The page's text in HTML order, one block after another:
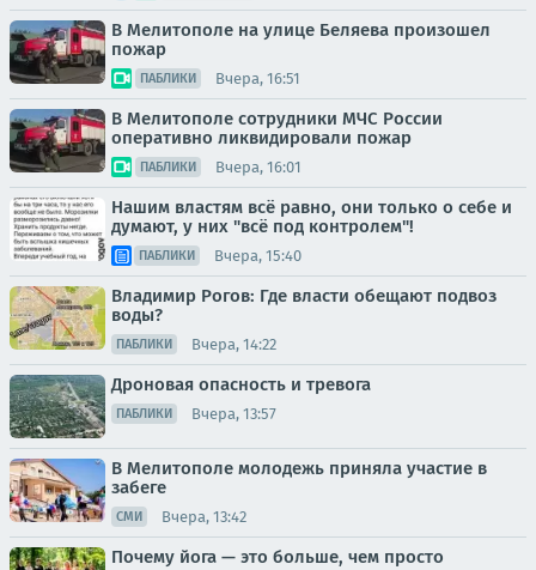
В Мелитополе на улице Беляева произошел
пожар
ПАБЛИКИ Вчера, 16:51
В Мелитополе сотрудники МЧС России
оперативно ликвидировали пожар
ПАБЛИКИ Вчера, 16:01
Нашим властям всё равно, они только о себе и
думают, у них "всё под контролем"!
ПАБЛИКИ Вчера, 15:40
Владимир Рогов: Где власти обещают подвоз
воды?
ПАБЛИКИ Вчера, 14:22
Дроновая опасность и тревога
ПАБЛИКИ Вчера, 13:57
В Мелитополе молодежь приняла участие в
забеге
СМИ Вчера, 13:42
Почему йога — это больше, чем просто